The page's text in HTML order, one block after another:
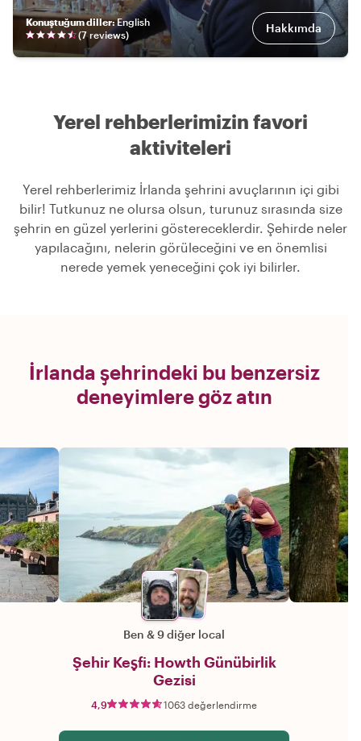
Konuştuğum diller:English
(7reviews) Hakkımda
Yerel rehberlerimizin favori
aktiviteleri
Yerel rehberlerimiz İrlanda şehrini avuçlarının içi gibi
bilir! Tutkunuz ne olursa olsun, turunuz sırasında size
şehrin en güzel yerlerini göstereceklerdir. Şehirde neler
yapılacağını, nelerin görüleceğini ve en önemlisi
nerede yemek yeneceğini çok iyi bilirler.
İrlanda şehrindeki bu benzersiz
deneyimlere göz atın
Ben &9 diğer local
Şehir Keşfi: Howth Günübirlik
Gezisi
4,9 1063 değerlendirme